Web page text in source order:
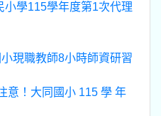
小學115學年度第1次代理
現職教師8小時師資研習
意！大同國小 115 學 年